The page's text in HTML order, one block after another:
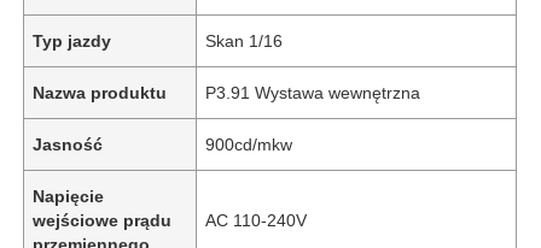
Typ jazdy Skan 1/16
Nazwa produktu P3.91 Wystawa wewnętrzna
Jasność 900cd/mkw
Napięcie
wejściowe prądu
przemiennego
AC 110-240V